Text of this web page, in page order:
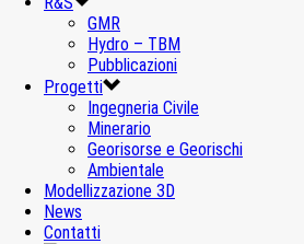
GMR
Hydro – TBM
Pubblicazioni
Progetti
Ingegneria Civile
Minerario
Georisorse e Georischi
Ambientale
Modellizzazione 3D
News
Contatti
BBT – Costruzione
Infrastrutture di trasporto
Linea ferroviaria Napoli-Bari –